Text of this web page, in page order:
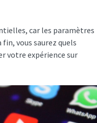
car les paramètres
vous saurez quels
votre expérience sur